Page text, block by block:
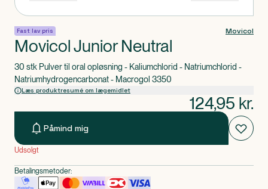
Fast lav pris Movicol
Movicol Junior Neutral
30 stk Pulver til oral opløsning - Kaliumchlorid - Natriumchlorid -
Natriumhydrogencarbonat - Macrogol 3350
Læs produktresumé om lægemidlet
124,95 kr.
Påmind mig
Udsolgt
Betalingsmetoder: